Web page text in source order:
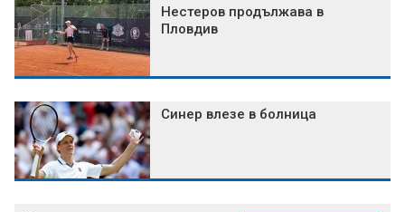
Нестеров продължава в
Пловдив
Синер влезе в болница